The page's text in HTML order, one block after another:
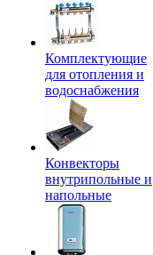
Комплектующие
для отопления и
водоснабжения
Конвекторы
внутрипольные и
напольные